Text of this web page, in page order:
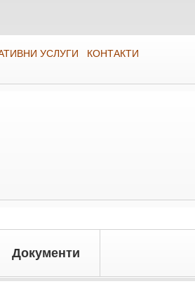
УСЛУГИ КОНТАКТИ
Документи